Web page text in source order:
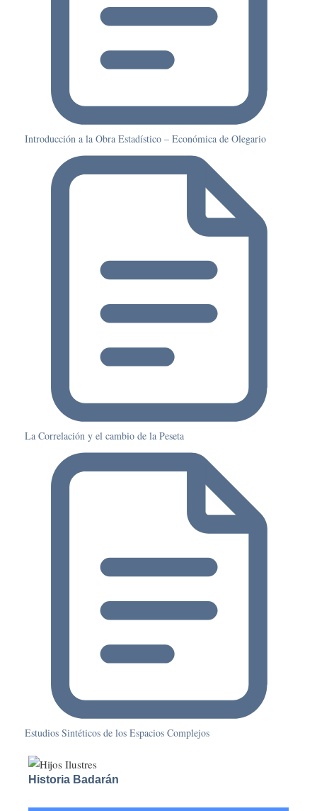
Introducción a la Obra Estadístico – Económica de Olegario
La Correlación y el cambio de la Peseta
Estudios Sintéticos de los Espacios Complejos
Historia Badarán